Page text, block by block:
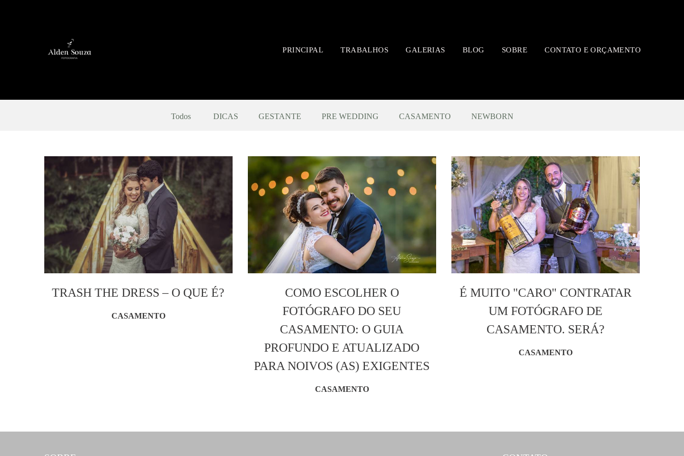
PRINCIPAL TRABALHOS GALERIAS BLOG SOBRE CONTATO E ORÇAMENTO
Todos DICAS GESTANTE PRE WEDDING CASAMENTO NEWBORN
TRASH THE DRESS – O QUE É?
CASAMENTO
COMO ESCOLHER O
FOTÓGRAFO DO SEU
CASAMENTO: O GUIA
PROFUNDO E ATUALIZADO
PARA NOIVOS (AS) EXIGENTES
CASAMENTO
É MUITO "CARO" CONTRATAR
UM FOTÓGRAFO DE
CASAMENTO. SERÁ?
CASAMENTO